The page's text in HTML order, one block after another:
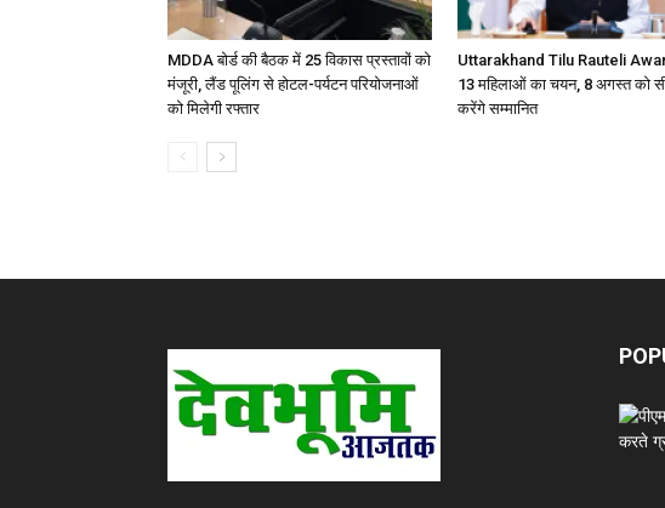
MDDA बोर्ड की बैठक में 25 विकास प्रस्तावों को
मंजूरी, लैंड पूलिंग से होटल-पर्यटन परियोजनाओं
को मिलेगी रफ्तार
Uttarakhand Tilu Rauteli
13 महिलाओं का चयन, 8 अगस्त को
करेंगे सम्मानित